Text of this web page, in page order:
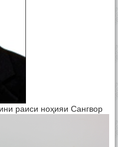
раиси ноҳияи Сангвор